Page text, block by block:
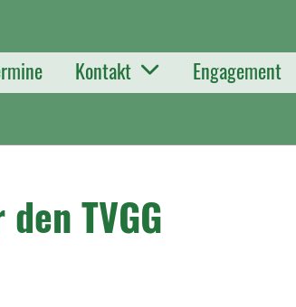
Kontakt Engagement
TVGG